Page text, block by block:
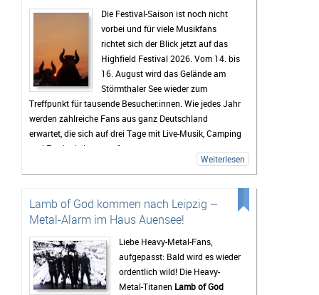
Die Festival-Saison ist noch nicht
vorbei und für viele Musikfans
richtet sich der Blick jetzt auf das
Highfield Festival 2026. Vom 14. bis
16. August wird das Gelände am
Störmthaler See wieder zum
Treffpunkt für tausende Besucher:innen. Wie jedes Jahr
werden zahlreiche Fans aus ganz Deutschland
erwartet, die sich auf drei Tage mit Live-Musik, Camping
und Festivalstimmung freuen.
Das Highfield gehört seit Jahren zu den bekanntesten
Rock, Indie, Punk und Hip-Hop sorgt dafür, dass jedes
Jahr ein bunt gemischtes Publikum zusammenkommt.
Auch 2026 stehen wieder viele bekannte Künstler auf
dem Programm, die Besucher vor den Bühnen zum
Feiern bringen sollen. Gerade die Headliner werden mit
Spannung erwartet, doch oft sind es auch die kleineren
Bands.
Weiterlesen
Lamb of God kommen nach Leipzig –
Metal-Alarm im Haus Auensee!
Liebe Heavy-Metal-Fans,
aufgepasst: Bald wird es wieder
ordentlich wild! Die Heavy-
Metal-Titanen Lamb of God